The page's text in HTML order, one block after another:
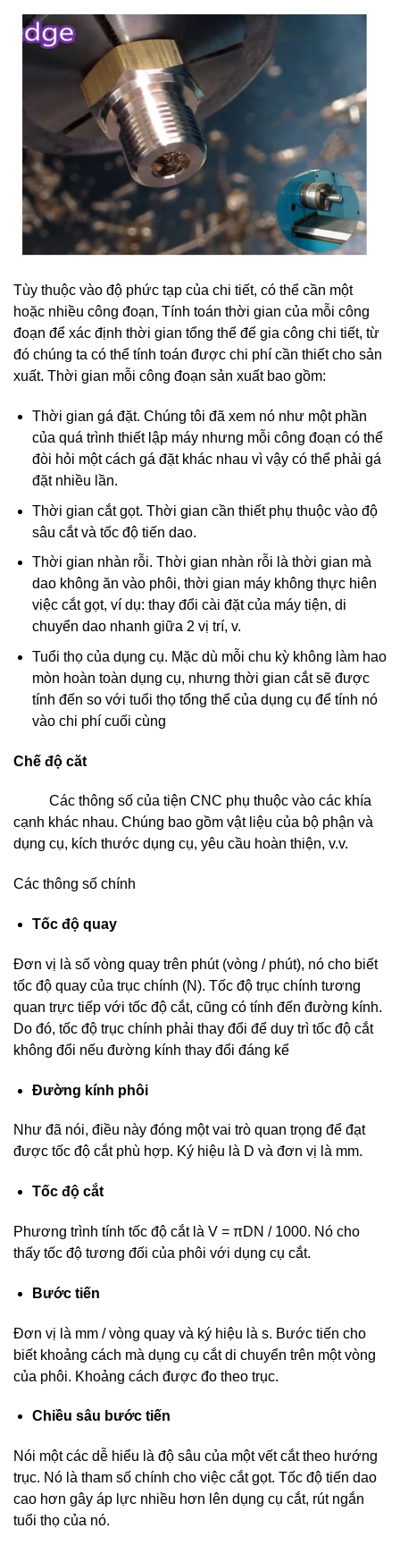
Tùy thuộc vào độ phức tạp của chi tiết, có thể cần một
hoặc nhiều công đoạn, Tính toán thời gian của mỗi công
đoạn để xác định thời gian tổng thể để gia công chi tiết, từ
đó chúng ta có thể tính toán được chi phí cần thiết cho sản
xuất. Thời gian mỗi công đoạn sản xuất bao gồm:
Thời gian gá đặt. Chúng tôi đã xem nó như một phần
của quá trình thiết lập máy nhưng mỗi công đoạn có thể
đòi hỏi một cách gá đặt khác nhau vì vậy có thể phải gá
đặt nhiều lần.
Thời gian cắt gọt. Thời gian cần thiết phụ thuộc vào độ
sâu cắt và tốc độ tiến dao.
Thời gian nhàn rỗi. Thời gian nhàn rỗi là thời gian mà
dao không ăn vào phôi, thời gian máy không thực hiên
việc cắt gọt, ví dụ: thay đổi cài đặt của máy tiện, di
chuyển dao nhanh giữa 2 vị trí, v.
Tuổi thọ của dụng cụ. Mặc dù mỗi chu kỳ không làm hao
mòn hoàn toàn dụng cụ, nhưng thời gian cắt sẽ được
tính đến so với tuổi thọ tổng thể của dụng cụ để tính nó
vào chi phí cuối cùng
Chế độ căt
Các thông số của tiện CNC phụ thuộc vào các khía
cạnh khác nhau. Chúng bao gồm vật liệu của bộ phận và
dụng cụ, kích thước dụng cụ, yêu cầu hoàn thiện, v.v.
Các thông số chính
Tốc độ quay
Đơn vị là số vòng quay trên phút (vòng / phút), nó cho biết
tốc độ quay của trục chính (N). Tốc độ trục chính tương
quan trực tiếp với tốc độ cắt, cũng có tính đến đường kính.
Do đó, tốc độ trục chính phải thay đổi để duy trì tốc độ cắt
không đổi nếu đường kính thay đổi đáng kể
Đường kính phôi
Như đã nói, điều này đóng một vai trò quan trọng để đạt
được tốc độ cắt phù hợp. Ký hiệu là D và đơn vị là mm.
Tốcđộ cắt
Phương trình tính tốc độ cắt là V = πDN / 1000. Nó cho
thấy tốc độ tương đối của phôi với dụng cụ cắt.
Bướctiến
Đơn vị là mm / vòng quay và ký hiệu là s. Bước tiến cho
biết khoảng cách mà dụng cụ cắt di chuyển trên một vòng
của phôi. Khoảng cách được đo theo trục.
Chiều sâu bước tiến
Nói một các dễ hiểu là độ sâu của một vết cắt theo hướng
trục. Nó là tham số chính cho việc cắt gọt. Tốc độ tiến dao
cao hơn gây áp lực nhiều hơn lên dụng cụ cắt, rút ​​ngắn
tuổi thọ của nó.